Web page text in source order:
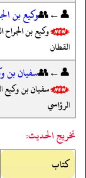
👤←👥وكيع بن
وكيع بن
القطان
👤←👥سفيان بن
سفيان بن وكيع
الرؤاسي
تخريج الحديث:
کتاب